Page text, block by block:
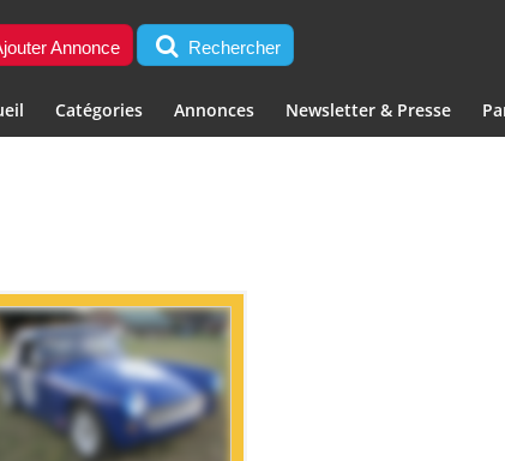
Annonce Rechercher
Catégories Annonces Newsletter & Presse